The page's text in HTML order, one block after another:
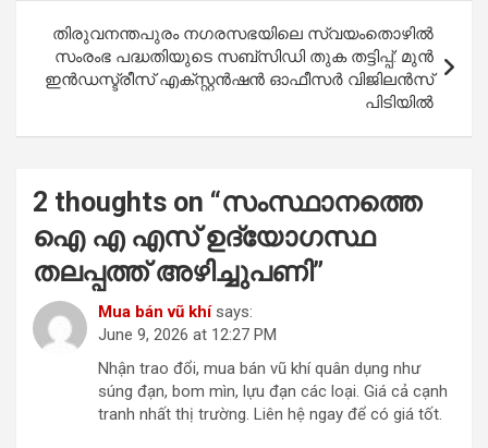
k
p
തിരുവനന്തപുരം നഗരസഭയിലെ സ്വയംതൊഴിൽ
സംരംഭ പദ്ധതിയുടെ സബ്സിഡി തുക തട്ടിപ്പ്: മുൻ
ഇൻഡസ്ട്രീസ് എക്സ്റ്റൻഷൻ ഓഫീസർ വിജിലൻസ്
പിടിയിൽ
2 thoughts on “സംസ്ഥാനത്തെ
ഐ എ എസ് ഉദ്യോഗസ്ഥ
തലപ്പത്ത് അഴിച്ചുപണി”
Mua bán vũ khí says:
June 9, 2026 at 12:27 PM
Nhận trao đổi, mua bán vũ khí quân dụng như
súng đạn, bom mìn, lựu đạn các loại. Giá cả cạnh
tranh nhất thị trường. Liên hệ ngay để có giá tốt.